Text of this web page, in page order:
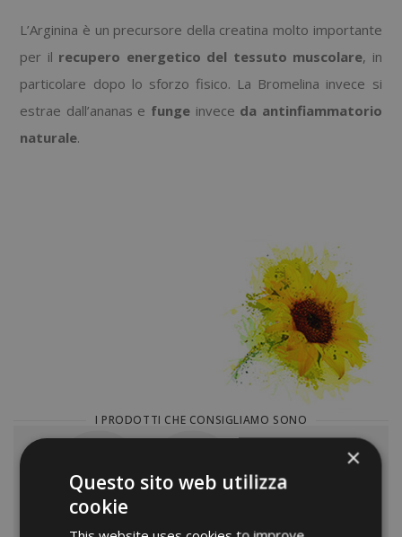
L’Arginina è un precursore della creatina molto importante
per il recupero energetico del tessuto muscolare, in
particolare dopo lo sforzo fisico. La Bromelina invece si
estrae dall’ananas e funge invece da antinfiammatorio
naturale.
I PRODOTTI CHE CONSIGLIAMO SONO
Oligo mag plus e oligo mag citrato Solgar;
×
Questo sito web utilizza
cookie